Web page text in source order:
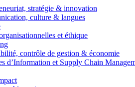
stratégie & innovation
culture & langues
et éthique
contrôle de gestion & économie
d’Information et Supply Chain